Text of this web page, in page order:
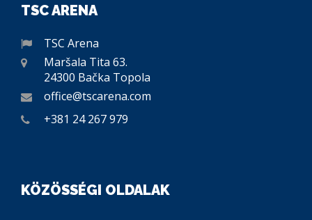
TSC ARENA
TSC Arena
Maršala Tita 63.
24300 Bačka Topola
office@tscarena.com
+381 24 267 979
KÖZÖSSÉGI OLDALAK